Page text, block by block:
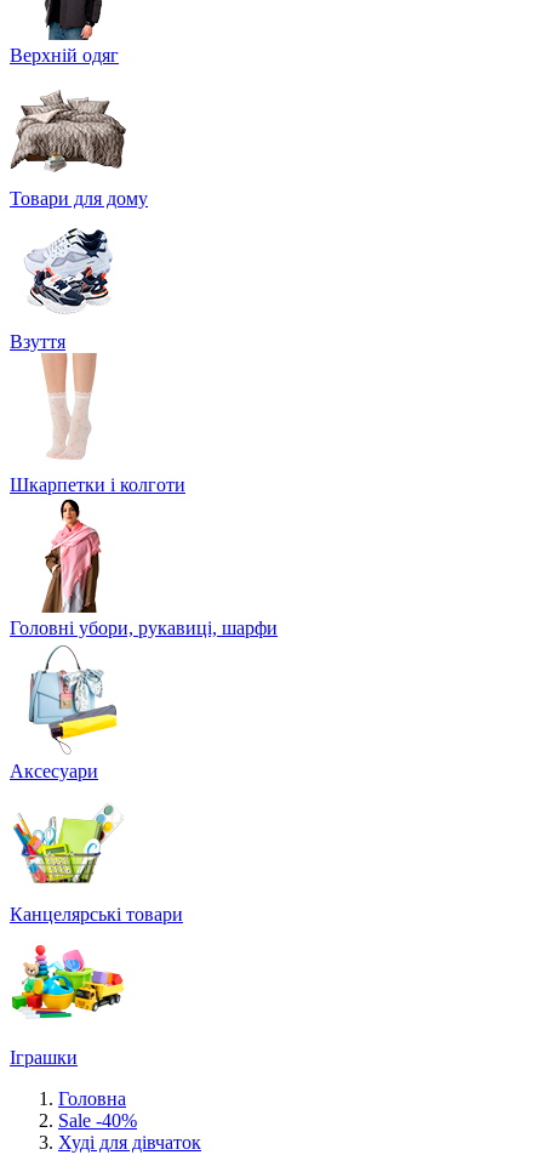
Верхній одяг
Товари для дому
Взуття
Шкарпетки і колготи
Головні убори, рукавиці, шарфи
Аксесуари
Канцелярські товари
Іграшки
Головна
Sale -40%
Худі для дівчаток